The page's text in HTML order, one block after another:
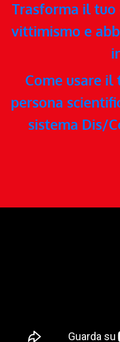
Trasforma il
vittimismo e
Come usare il
persona
sistema Dis/